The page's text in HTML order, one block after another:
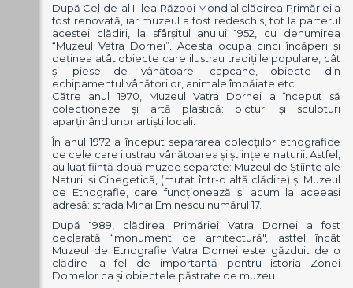
După Cel de-al II-lea Război Mondial clădirea Primăriei a
fost renovată, iar muzeul a fost redeschis, tot la parterul
acestei clădiri, la sfârşitul anului 1952, cu denumirea
“Muzeul Vatra Dornei”. Acesta ocupa cinci încăperi şi
deţinea atât obiecte care ilustrau tradiţiile populare, cât
şi piese de vânătoare: capcane, obiecte din
echipamentul vânătorilor, animale împăiate etc.
Către anul 1970, Muzeul Vatra Dornei a început să
colecţioneze şi artă plastică: picturi şi sculpturi
aparţinând unor artişti locali.
În anul 1972 a început separarea colecţiilor etnografice
de cele care ilustrau vânătoarea şi ştiinţele naturii. Astfel,
au luat fiinţă două muzee separate: Muzeul de Ştiinţe ale
Naturii şi Cinegetică, (mutat într-o altă clădire) şi Muzeul
de Etnografie, care funcţionează şi acum la aceeaşi
adresă: strada Mihai Eminescu numărul 17.
După 1989, clădirea Primăriei Vatra Dornei a fost
declarată “monument de arhitectură", astfel încât
Muzeul de Etnografie Vatra Dornei este găzduit de o
clădire la fel de importantă pentru istoria Zonei
Domelor ca şi obiectele păstrate de muzeu.